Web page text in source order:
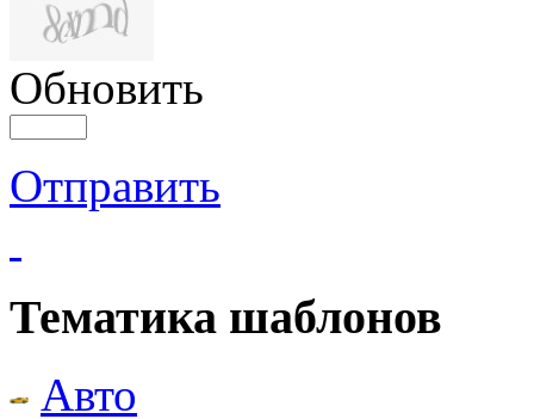
Обновить
Отправить
Тематика шаблонов
Авто